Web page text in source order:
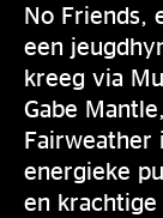
No Friends,
een
kreeg via
Gabe
Fairweather
energieke
en